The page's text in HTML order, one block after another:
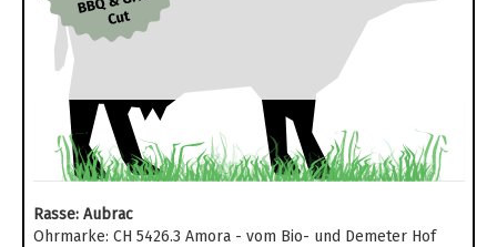
Rasse: Aubrac
Ohrmarke: CH 5426.3 Amora - vom Bio- und Demeter Hof